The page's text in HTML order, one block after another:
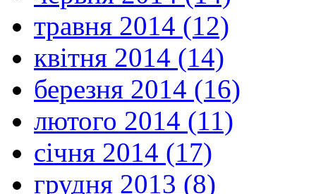
травня 2014 (12)
квітня 2014 (14)
березня 2014 (16)
лютого 2014 (11)
січня 2014 (17)
грудня 2013 (8)